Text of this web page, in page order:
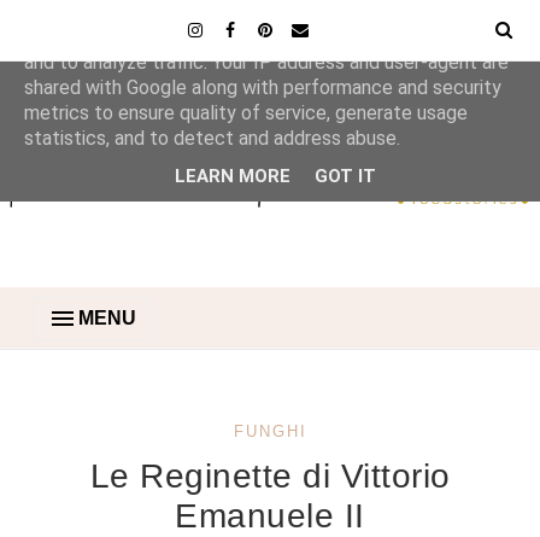
MENU
FUNGHI
Le Reginette di Vittorio
Emanuele II
This site uses cookies from Google to deliver its services
and to analyze traffic. Your IP address and user-agent are
shared with Google along with performance and security
metrics to ensure quality of service, generate usage
statistics, and to detect and address abuse.
LEARN MORE GOT IT